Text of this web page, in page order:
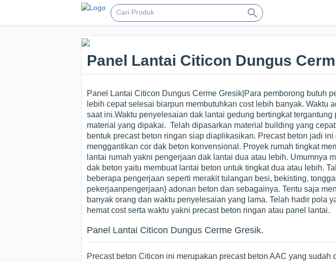
Panel Lantai Citicon Dungus
Panel Lantai Citicon Dungus Cerme Gresik|Para pemborong butuh
lebih cepat selesai biarpun membutuhkan cost lebih banyak. Waktu
saat ini.Waktu penyelesaian dak lantai gedung bertingkat tergantung
material yang dipakai. Telah dipasarkan material building yang
bentuk precast beton ringan siap diaplikasikan. Precast beton jadi ini
menggantikan cor dak beton konvensional. Proyek rumah tingkat
lantai rumah yakni pengerjaan dak lantai dua atau lebih. Umumnya
dak beton yaitu membuat lantai beton untuk tingkat dua atau lebih.
beberapa pengerjaan seperti merakit tulangan besi, bekisting,
pekerjaanpengerjaan} adonan beton dan sebagainya. Tentu saja
banyak orang dan waktu penyelesaian yang lama. Telah hadir pola
hemat cost serta waktu yakni precast beton ringan atau panel lantai.
Panel Lantai Citicon Dungus Cerme Gresik.
Precast beton Citicon ini merupakan precast beton AAC yang sudah